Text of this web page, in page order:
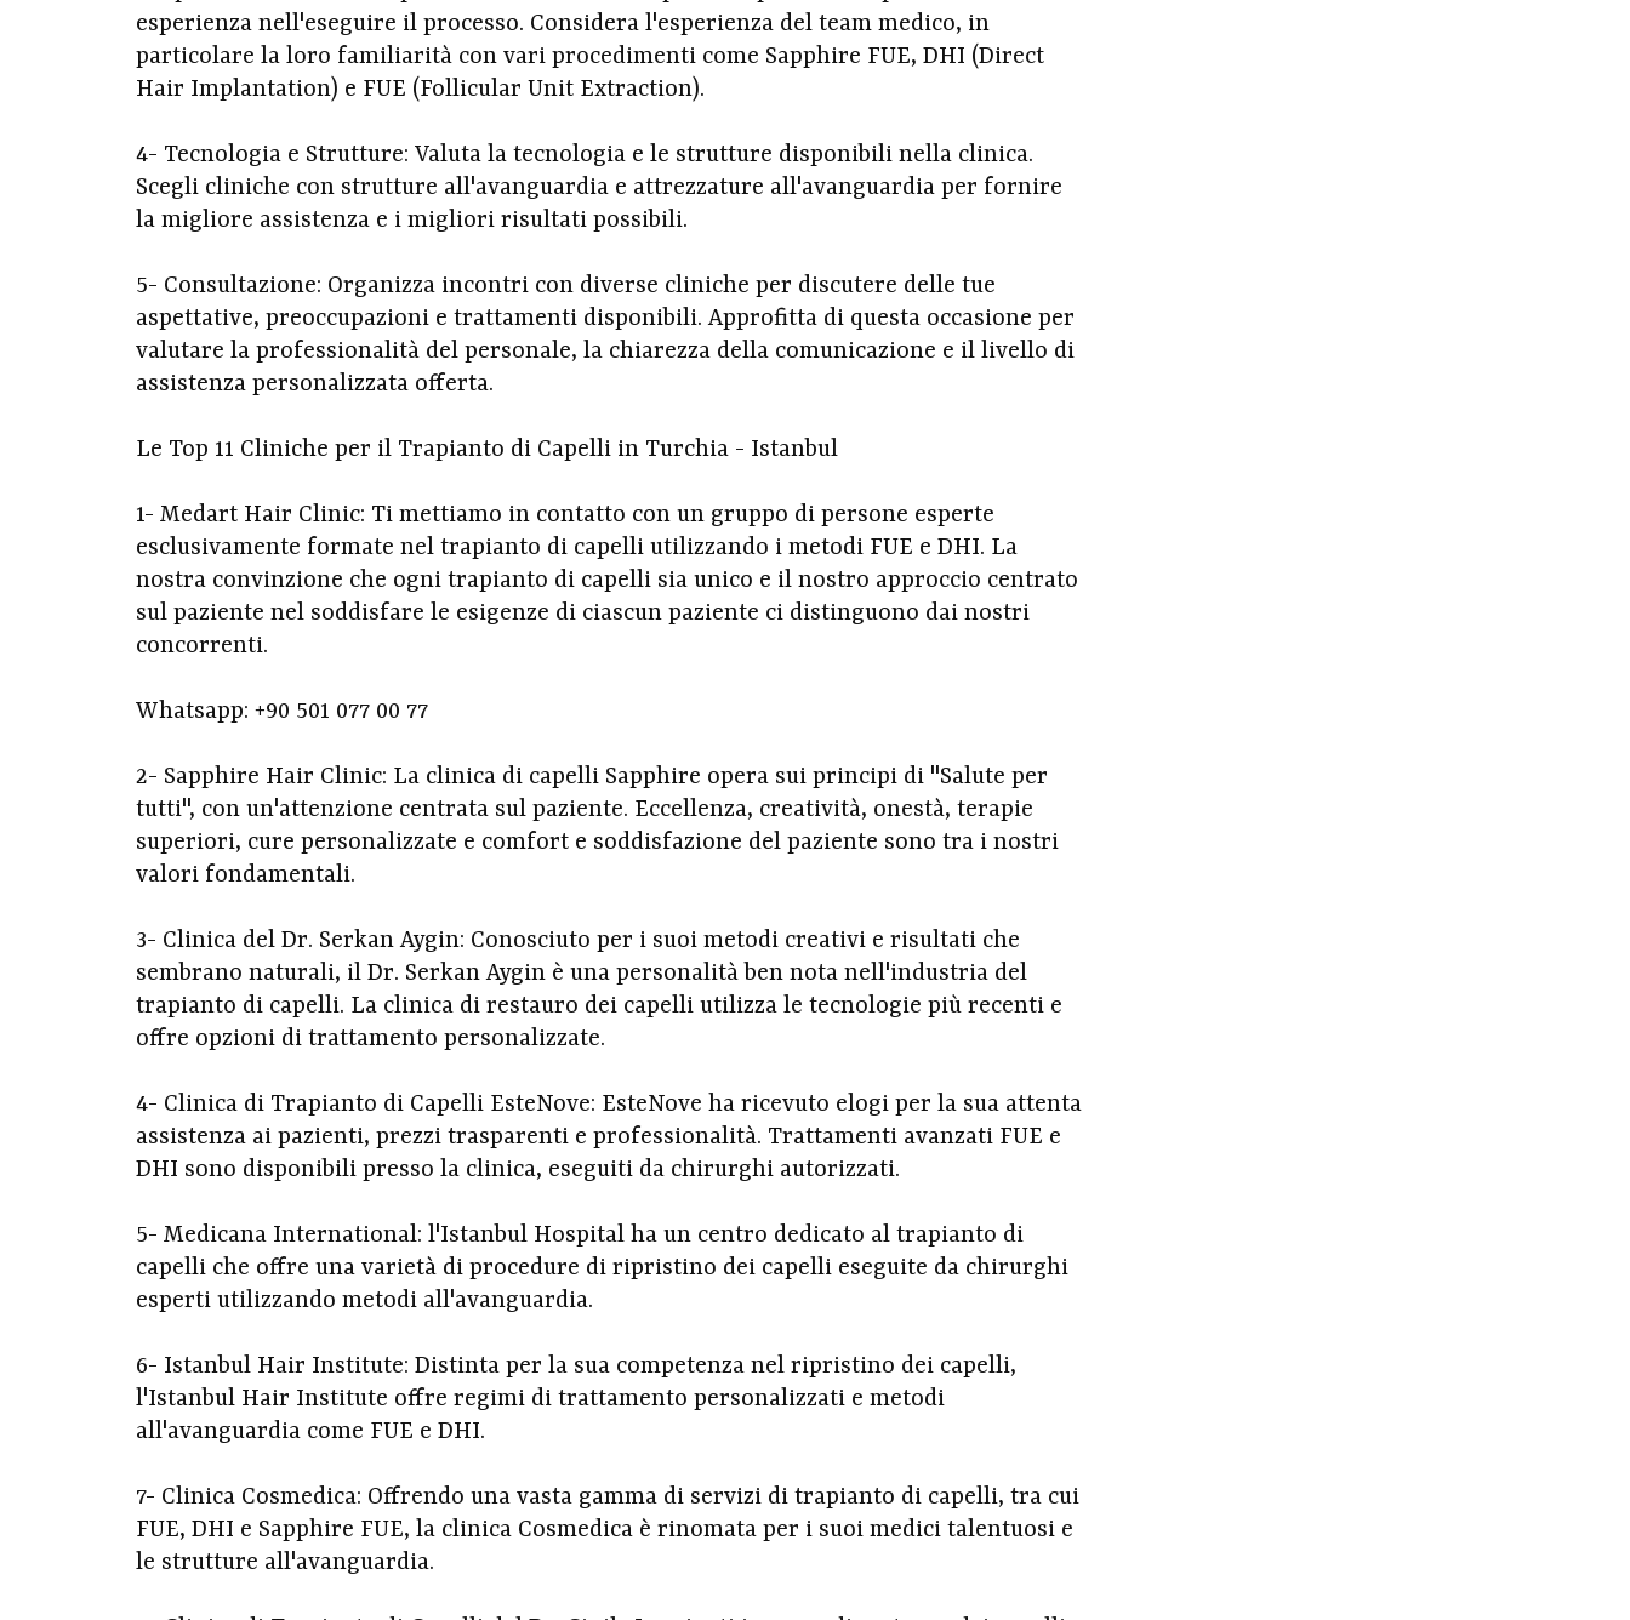
esperienza nell'eseguire il processo. Considera l'esperienza del team medico, in
particolare la loro familiarità con vari procedimenti come Sapphire FUE, DHI (Direct
Hair Implantation) e FUE (Follicular Unit Extraction).
4- Tecnologia e Strutture: Valuta la tecnologia e le strutture disponibili nella clinica.
Scegli cliniche con strutture all'avanguardia e attrezzature all'avanguardia per fornire
la migliore assistenza e i migliori risultati possibili.
5- Consultazione: Organizza incontri con diverse cliniche per discutere delle tue
aspettative, preoccupazioni e trattamenti disponibili. Approfitta di questa occasione per
valutare la professionalità del personale, la chiarezza della comunicazione e il livello di
assistenza personalizzata offerta.
Le Top 11 Cliniche per il Trapianto di Capelli in Turchia - Istanbul
1- Medart Hair Clinic: Ti mettiamo in contatto con un gruppo di persone esperte
esclusivamente formate nel trapianto di capelli utilizzando i metodi FUE e DHI. La
nostra convinzione che ogni trapianto di capelli sia unico e il nostro approccio centrato
sul paziente nel soddisfare le esigenze di ciascun paziente ci distinguono dai nostri
concorrenti.
Whatsapp: +90 501 077 00 77
2- Sapphire Hair Clinic: La clinica di capelli Sapphire opera sui principi di "Salute per
tutti", con un'attenzione centrata sul paziente. Eccellenza, creatività, onestà, terapie
superiori, cure personalizzate e comfort e soddisfazione del paziente sono tra i nostri
valori fondamentali.
3- Clinica del Dr. Serkan Aygin: Conosciuto per i suoi metodi creativi e risultati che
sembrano naturali, il Dr. Serkan Aygin è una personalità ben nota nell'industria del
trapianto di capelli. La clinica di restauro dei capelli utilizza le tecnologie più recenti e
offre opzioni di trattamento personalizzate.
4- Clinica di Trapianto di Capelli EsteNove: EsteNove ha ricevuto elogi per la sua attenta
assistenza ai pazienti, prezzi trasparenti e professionalità. Trattamenti avanzati FUE e
DHI sono disponibili presso la clinica, eseguiti da chirurghi autorizzati.
5- Medicana International: l'Istanbul Hospital ha un centro dedicato al trapianto di
capelli che offre una varietà di procedure di ripristino dei capelli eseguite da chirurghi
esperti utilizzando metodi all'avanguardia.
6- Istanbul Hair Institute: Distinta per la sua competenza nel ripristino dei capelli,
l'Istanbul Hair Institute offre regimi di trattamento personalizzati e metodi
all'avanguardia come FUE e DHI.
7- Clinica Cosmedica: Offrendo una vasta gamma di servizi di trapianto di capelli, tra cui
FUE, DHI e Sapphire FUE, la clinica Cosmedica è rinomata per i suoi medici talentuosi e
le strutture all'avanguardia.